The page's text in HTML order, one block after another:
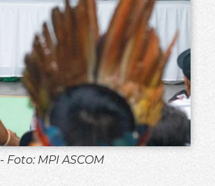
- Foto: MPI ASCOM